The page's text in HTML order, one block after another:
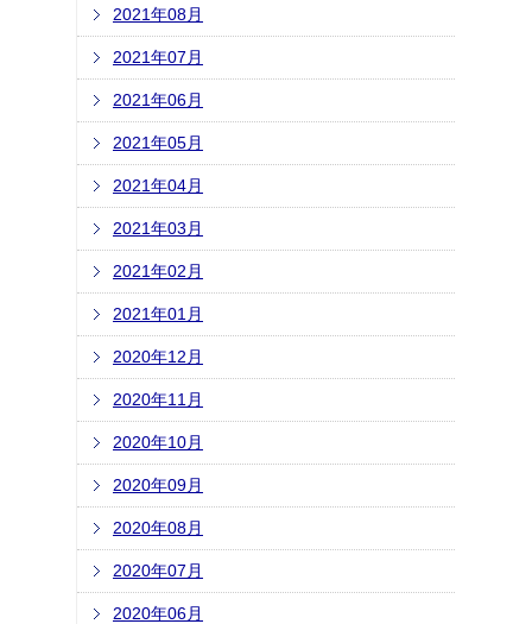
2021年08月
2021年07月
2021年06月
2021年05月
2021年04月
2021年03月
2021年02月
2021年01月
2020年12月
2020年11月
2020年10月
2020年09月
2020年08月
2020年07月
2020年06月